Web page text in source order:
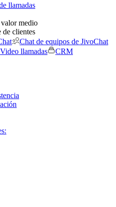
llamadas
medio
de clientes
Chat de equipos de JivoChat
Video llamadas
CRM